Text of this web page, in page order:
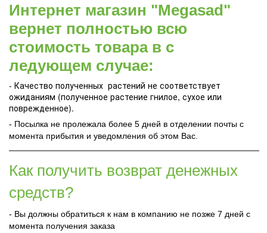
Интернет магазин "Megasad"
вернет полностью всю
стоимость товара в с
ледующем случае:
- Качество полученных растений не соответствует
ожиданиям (полученное растение гнилое, сухое или
поврежденное).
- Посылка не пролежала более 5 дней в отделении почты с
момента прибытия и уведомления об этом Вас.
Как получить возврат денежных
средств?
- Вы должны обратиться к нам в компанию не позже 7 дней с
момента получения заказа